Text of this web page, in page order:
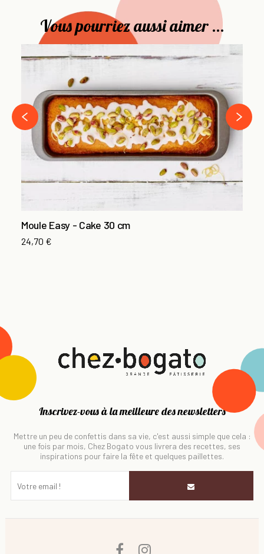
Vous pourriez aussi aimer ...
Moule Easy - Cake 30 cm
24,70 €
‹
›
Inscrivez-vous à la meilleure des newsletters
Mettre un peu de confettis dans sa vie, c'est aussi simple que cela :
une fois par mois, Chez Bogato vous livrera des recettes, ses
inspirations pour faire la fête et quelques paillettes.
Facebook